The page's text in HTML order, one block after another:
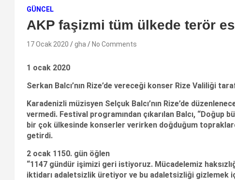
GÜNCEL
AKP faşizmi tüm ülkede terör
17 Ocak 2020 gha No Comments
1 ocak 2020
Serkan Balcı’nın Rize’de vereceği konser Rize Valiliği
Karadenizli müzisyen Selçuk Balcı’nın Rize’de
vermedi. Festival programından çıkarılan Balcı, “Doğup
bir çok ülkesinde konserler verirken doğduğum
getirdi.
2 ocak 1150. gün öğlen
“1147 gündür işimizi geri istiyoruz. Mücadelemiz
iktidarı adaletsizlik üretiyor ve bu adaletsizliği gizlemek